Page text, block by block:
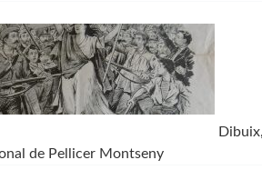
de Pellicer Montseny